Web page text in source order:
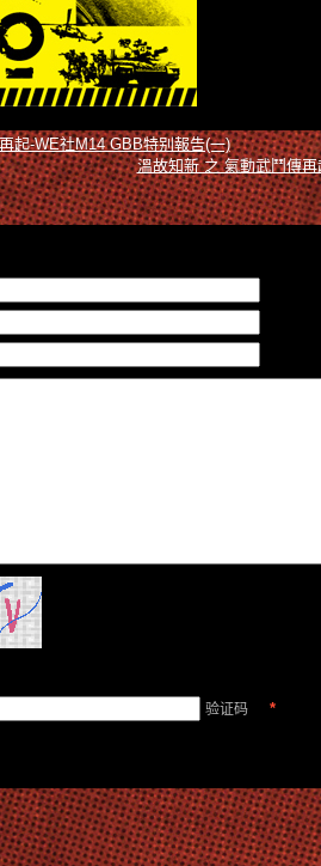
起-WE社M14 GBB特别報告(一)
溫故知新 之 氣動武鬥傳
验证码 *